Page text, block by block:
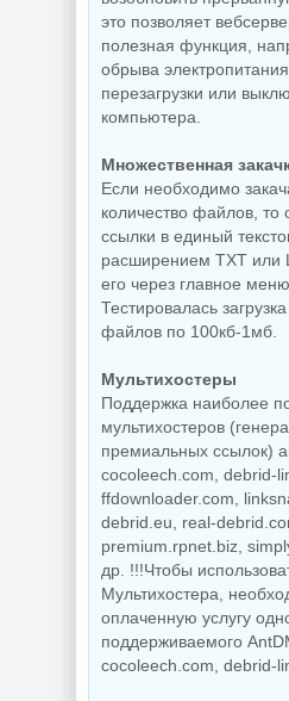
это позволяет
полезная функция,
обрыва
перезагрузки или
компьютера.
Множественная
Если необходимо
количество файлов, то
ссылки в единый
расширением TXT или
его через главное
Тестировалась
файлов по 100кб-1мб.
Мультихостеры
Поддержка наиболее
мультихостеров
премиальных ссылок)
cocoleech.com, debrid-
ffdownloader.com,
debrid.eu, real-
premium.rpnet.biz,
др. !!!Чтобы
Мультихостера,
оплаченную услугу
поддерживаемого
cocoleech.com, debrid-